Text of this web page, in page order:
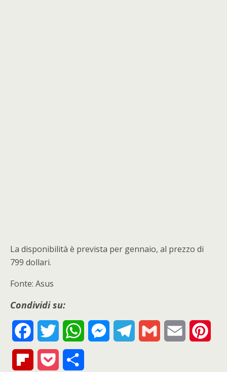
La disponibilità è prevista per gennaio, al prezzo di
799 dollari.
Fonte: Asus
Condividi su:
a
w
W
M